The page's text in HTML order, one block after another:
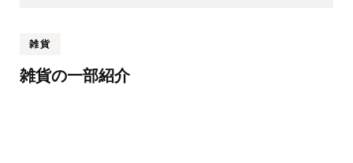
雑貨
雑貨の一部紹介